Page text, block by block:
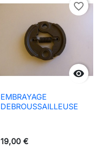

favorite_border
EMBRAYAGE
DEBROUSSAILLEUSE
19,00 €